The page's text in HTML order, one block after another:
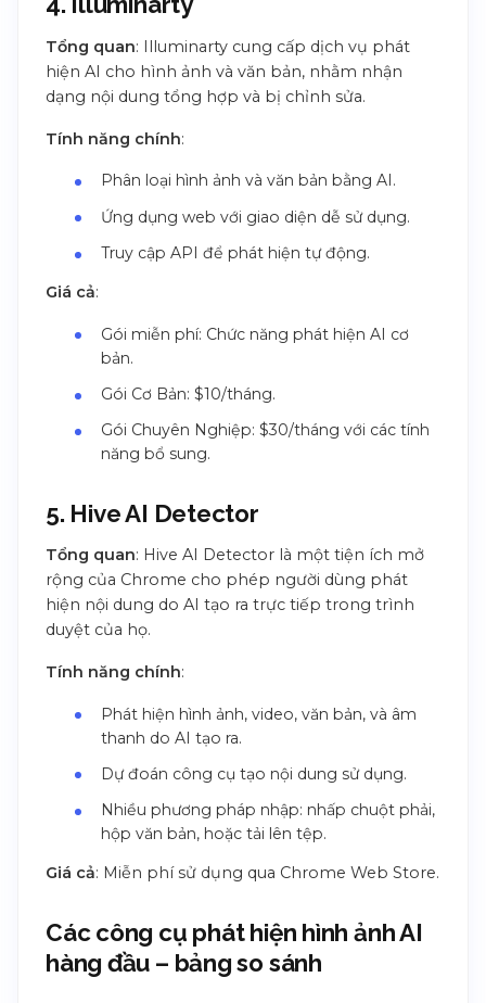
Tổng quan: Illuminarty cung cấp dịch vụ phát
hiện AI cho hình ảnh và văn bản, nhằm nhận
dạng nội dung tổng hợp và bị chỉnh sửa.
Tính năng chính:
Phân loại hình ảnh và văn bản bằng AI.
Ứng dụng web với giao diện dễ sử dụng.
Truy cập API để phát hiện tự động.
Giá cả:
Gói miễn phí: Chức năng phát hiện AI cơ
bản.
Gói Cơ Bản: $10/tháng.
Gói Chuyên Nghiệp: $30/tháng với các tính
năng bổ sung.
5. Hive AI Detector
Tổng quan: Hive AI Detector là một tiện ích mở
rộng của Chrome cho phép người dùng phát
hiện nội dung do AI tạo ra trực tiếp trong trình
duyệt của họ.
Tính năng chính:
Phát hiện hình ảnh, video, văn bản, và âm
thanh do AI tạo ra.
Dự đoán công cụ tạo nội dung sử dụng.
Nhiều phương pháp nhập: nhấp chuột phải,
hộp văn bản, hoặc tải lên tệp.
Giá cả: Miễn phí sử dụng qua Chrome Web Store.
Các công cụ phát hiện hình ảnh AI
hàng đầu – bảng so sánh